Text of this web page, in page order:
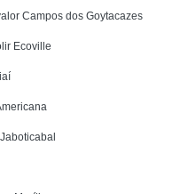
Campos dos Goytacazes
Ecoville